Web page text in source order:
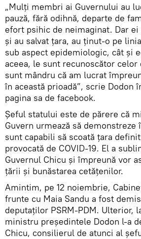
„Mulți membri ai Guvernului au
pauză, fără odihnă, departe de
efort psihic de neimaginat. Dar
și au salvat țara, au ținut-o pe
sub aspect epidemiologic, cât și
aceea, le sunt recunoscător celor
sunt mândru că am lucrat
în această prioadă”, scrie Dodon
pagina sa de facebook.
Șeful statului este de părere că
Guvern urmează să demonstreze
sunt capabili să scoată țara
provocată de COVID-19. El a
Guvernul Chicu și împreună vor
țării și bunăstarea cetățenilor.
Amintim, pe 12 noiembrie,
frunte cu Maia Sandu a fost
deputaților PSRM-PDM. Ulterior,
ministru președintele Dodon l-a
Chicu, consilierul de atunci al